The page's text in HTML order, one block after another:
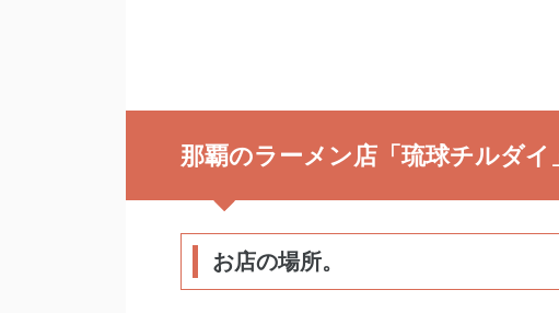
那覇のラーメン店「琉球チルダイ
お店の場所。